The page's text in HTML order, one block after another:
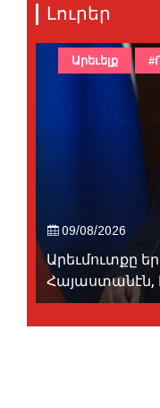
Լուրեր
09/08/2026
Արեւմուտքը
Հայաստանէն,
Արեւելք